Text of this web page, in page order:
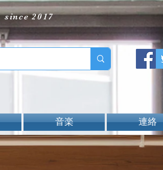
since 2017
音楽 連絡